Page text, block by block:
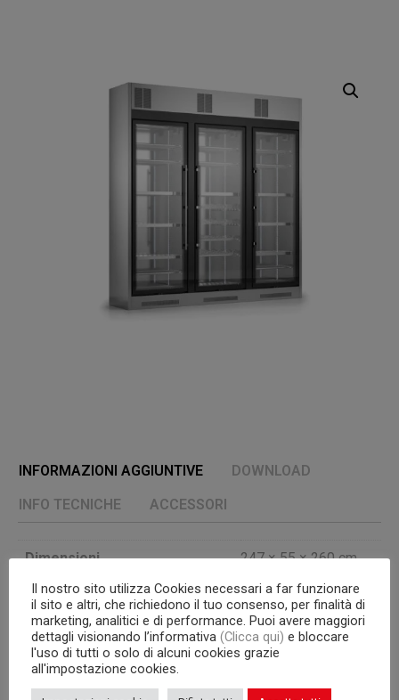
INFORMAZIONI AGGIUNTIVE
DOWNLOAD
INFO TECNICHE
ACCESSORI
Dimensioni 247 × 55 × 260 cm
Temperatura +4/+16°C
Porte 3
Unità Condensatrice
Il nostro sito utilizza Cookies necessari a far funzionare
il sito e altri, che richiedono il tuo consenso, per finalità di
marketing, analitici e di performance. Puoi avere maggiori
dettagli visionando l’informativa (Clicca qui) e bloccare
l'uso di tutti o solo di alcuni cookies grazie
all'impostazione cookies.